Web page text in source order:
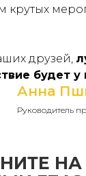
крутых
друзей,
будет у
Анна
Руководитель